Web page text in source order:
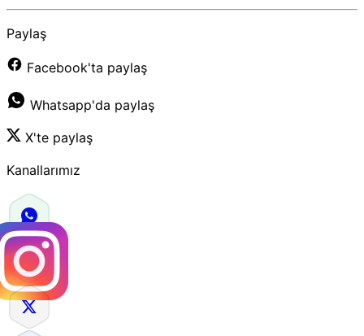
Paylaş
Facebook'ta paylaş
Whatsapp'da paylaş
X'te paylaş
Kanallarımız